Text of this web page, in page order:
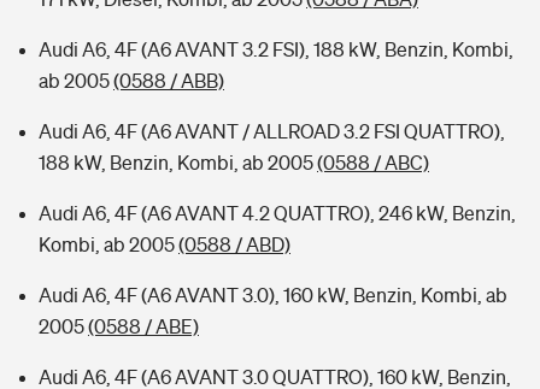
Audi A6, 4F (A6 AVANT 3.2 FSI), 188 kW, Benzin, Kombi,
ab 2005(0588 / ABB)
Audi A6, 4F (A6 AVANT / ALLROAD 3.2 FSI QUATTRO),
188 kW, Benzin, Kombi, ab 2005(0588 / ABC)
Audi A6, 4F (A6 AVANT 4.2 QUATTRO), 246 kW, Benzin,
Kombi, ab 2005(0588 / ABD)
Audi A6, 4F (A6 AVANT 3.0), 160 kW, Benzin, Kombi, ab
2005(0588 / ABE)
Audi A6, 4F (A6 AVANT 3.0 QUATTRO), 160 kW, Benzin,